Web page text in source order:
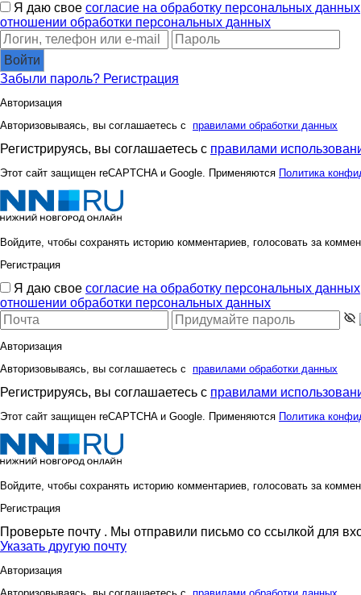
Я даю свое согласие на обработку персональных данных
отношении обработки персональных данных
Войти
Забыли пароль? Регистрация
Авторизация
Авторизовываясь, вы соглашаетесь с правилами обработки данных
Регистрируясь, вы соглашаетесь с правилами
Этот сайт защищен reCAPTCHA и Google. Применяются Политика
Войдите, чтобы сохранять историю комментариев, голосовать за
Регистрация
Я даю свое согласие на обработку персональных данных
отношении обработки персональных данных
Авторизация
Авторизовываясь, вы соглашаетесь с правилами обработки данных
Регистрируясь, вы соглашаетесь с правилами
Этот сайт защищен reCAPTCHA и Google. Применяются Политика
Войдите, чтобы сохранять историю комментариев, голосовать за
Регистрация
Проверьте почту . Мы отправили письмо со ссылкой для
Указать другую почту
Авторизация